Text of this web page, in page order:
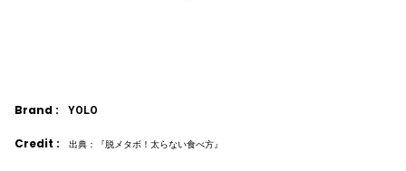
Brand : YOLO
Credit : 出典：『脱メタボ！太らない食べ方』